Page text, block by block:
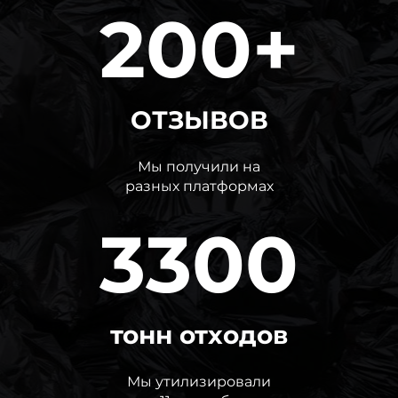
200+
ОТЗЫВОВ
Мы получили на
разных платформах
3300
тонн отходов
Мы утилизировали